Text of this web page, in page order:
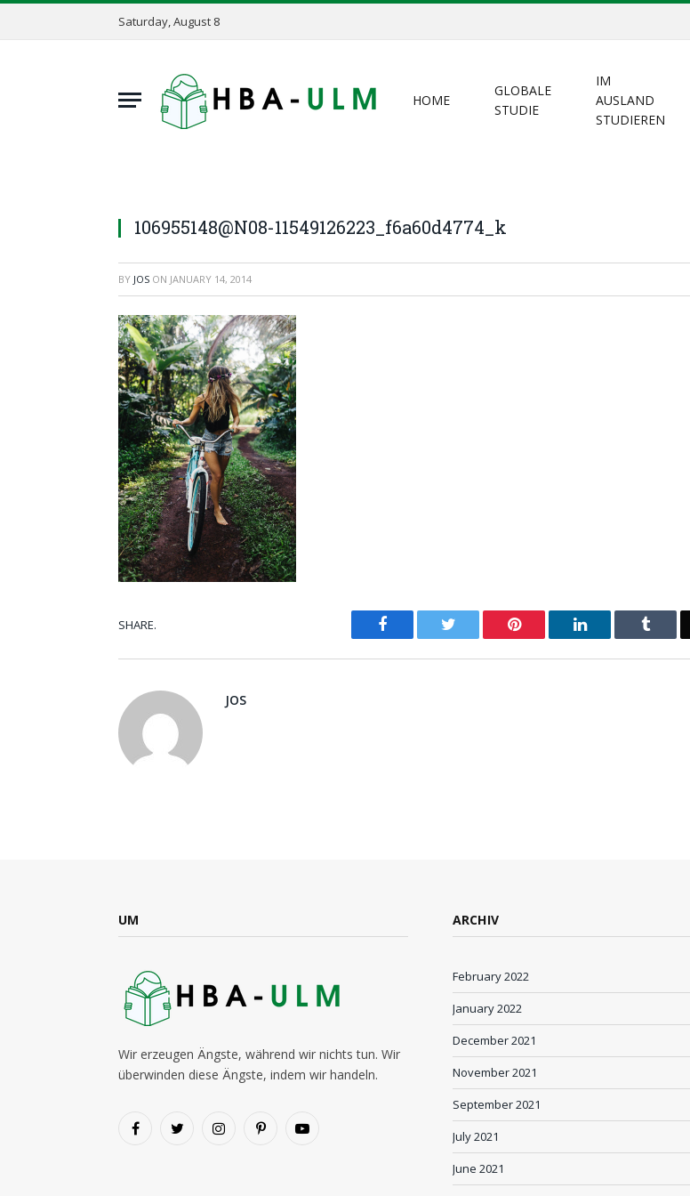
Saturday, August 8
HOME
GLOBALE
STUDIE
IM
AUSLAND
STUDIEREN
106955148@N08-11549126223_f6a60d4774_k
BY JOS ON JANUARY 14, 2014
SHARE. Facebook Twitter Pinterest LinkedIn Tumblr
JOS
UM
Wir erzeugen Ängste, während wir nichts tun. Wir
überwinden diese Ängste, indem wir handeln.
FacebookTwitter InstagramPinterestYouTube
ARCHIV
February 2022
January 2022
December 2021
November 2021
September 2021
July 2021
June 2021